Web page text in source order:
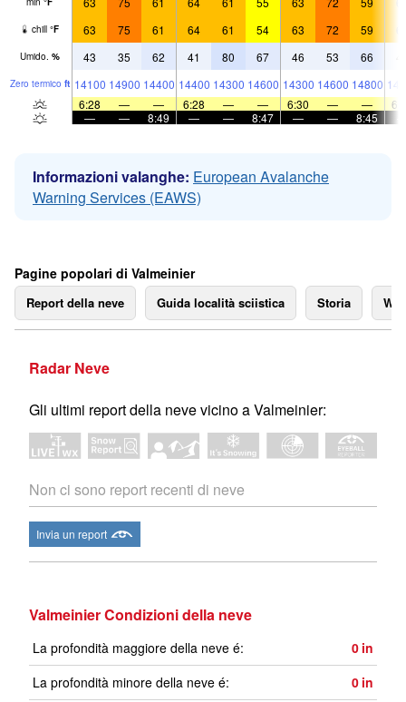
chill °F 63 75 61 64 61 54 63 72 59
Umido. % 43 35 62 41 80 67 46 53 66
Zero termico ft 14100 14900 14400 14400 14300 14600 14300 14600 14800
6:28
— — 6:28 — — 6:30 — —
—
— 8:49 — — 8:47 — — 8:45
Informazioni valanghe: European Avalanche
Warning Services (EAWS)
Pagine popolari di Valmeinier
Report della neve Guida località sciistica Storia
Radar Neve
Gli ultimi report della neve vicino a Valmeinier:
Non ci sono report recenti di neve
Invia un report
Valmeinier Condizioni della neve
La profondità maggiore della neve é: 0 in
La profondità minore della neve é:
0 in